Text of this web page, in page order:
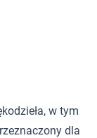
w tym
dla